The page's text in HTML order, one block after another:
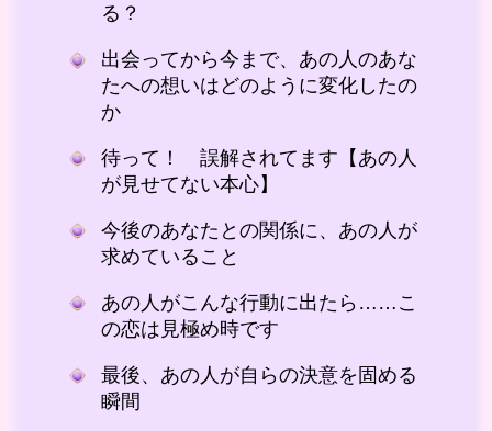
る？
出会ってから今まで、あの人のあな
たへの想いはどのように変化したの
か
待って！ 誤解されてます【あの人
が見せてない本心】
今後のあなたとの関係に、あの人が
求めていること
あの人がこんな行動に出たら……こ
の恋は見極め時です
最後、あの人が自らの決意を固める
瞬間